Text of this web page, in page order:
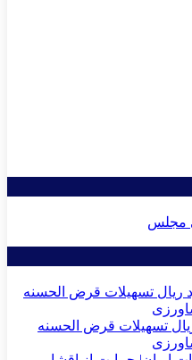
مجلس
میلیارد ریال تسهیلات قرض الحسنه